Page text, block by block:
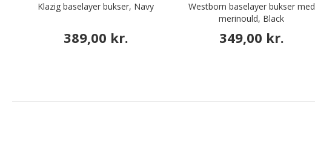
Klazig baselayer bukser, Navy
389,00 kr.
Westborn baselayer bukser med
merinould, Black
349,00 kr.